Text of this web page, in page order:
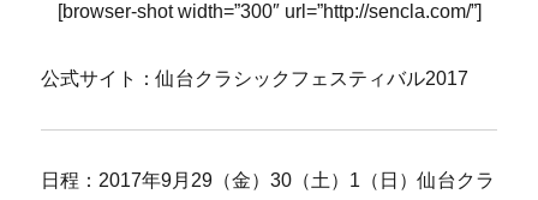
[browser-shot width=”300″ url=”http://sencla.com/”]
公式サイト：仙台クラシックフェスティバル2017
日程：2017年9月29（金）30（土）1（日）仙台クラ